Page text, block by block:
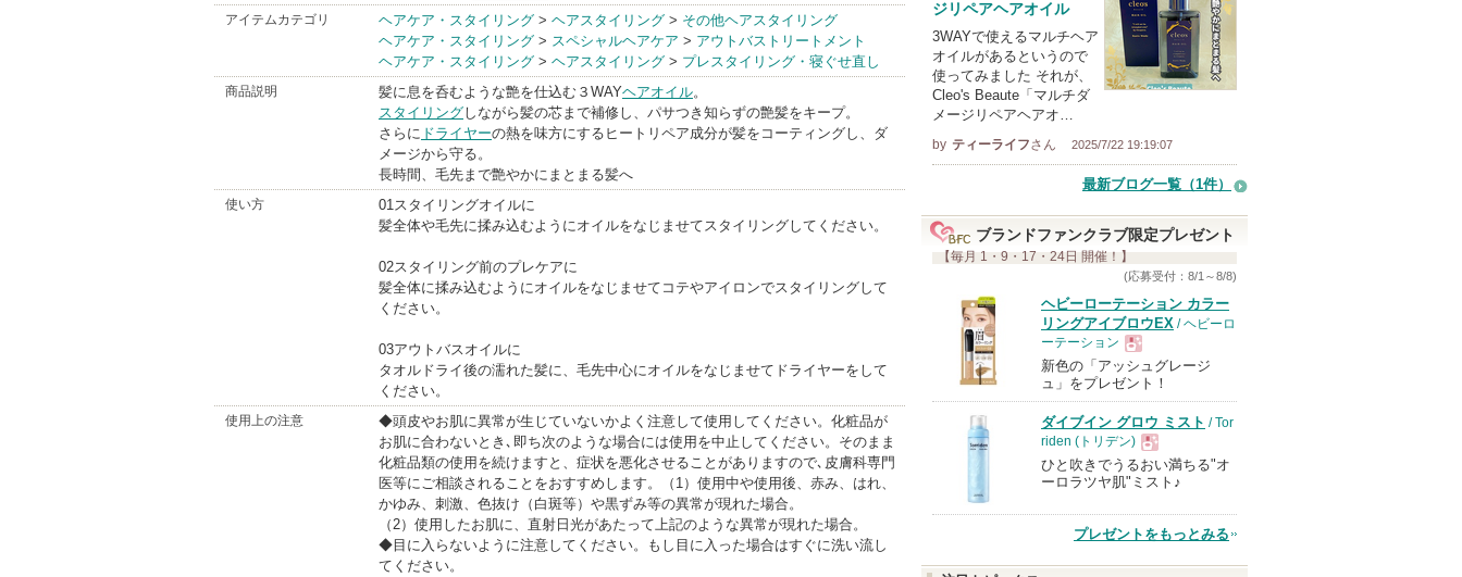
Cleo's Beaute
BrandInfo
アイテムカテゴリ ヘアケア・スタイリング > ヘアスタイリング > その他ヘアスタイリング
ヘアケア・スタイリング > スペシャルヘアケア > アウトバストリートメント
ヘアケア・スタイリング > ヘアスタイリング > プレスタイリング・寝ぐせ直し
商品説明 髪に息を呑むような艶を仕込む３WAYヘアオイル。
スタイリングしながら髪の芯まで補修し、パサつき知らずの艶髪をキープ。
さらに ドライヤーの熱を味方にするヒートリペア成分が髪をコーティングし、ダ
メージから守る。
長時間、毛先まで艶やかにまとまる髪へ
使い方
01スタイリングオイルに
髪全体や毛先に揉み込むようにオイルをなじませてスタイリングしてください。
02スタイリング前のプレケアに
髪全体に揉み込むようにオイルをなじませてコテやアイロンでスタイリングして
ください。
03アウトバスオイルに
タオルドライ後の濡れた髪に、毛先中心にオイルをなじませてドライヤーをして
ください。
使用上の注意
◆頭皮やお肌に異常が生じていないかよく注意して使用してください。化粧品が
お肌に合わないとき､即ち次のような場合には使用を中止してください。そのまま
化粧品類の使用を続けますと、症状を悪化させることがありますので､皮膚科専門
医等にご相談されることをおすすめします。（1）使用中や使用後、赤み、はれ、
かゆみ、刺激、色抜け（白斑等）や黒ずみ等の異常が現れた場合。
（2）使用したお肌に、直射日光があたって上記のような異常が現れた場合。
◆目に入らないように注意してください。もし目に入った場合はすぐに洗い流し
てください。
ジリペアヘアオイル
3WAYで使えるマルチヘア
オイルがあるというので
使ってみました それが、
Cleo's Beaute「マルチダ
メージリペアヘアオ…
by ティーライフさん 2025/7/22 19:19:07
最新ブログ一覧（1件）
ブランドファンクラブ限定プレゼント
【毎月 1・9・17・24日 開催！】
(応募受付：8/1～8/8)
ヘビーローテーション カラー
リングアイブロウEX / ヘビーロ
ーテーション
現
品
新色の「アッシュグレージ
ュ」をプレゼント！
ダイブイン グロウ ミスト / Tor
riden (トリデン)
現
品
ひと吹きでうるおい満ちる"オ
ーロラツヤ肌"ミスト♪
プレゼントをもっとみる